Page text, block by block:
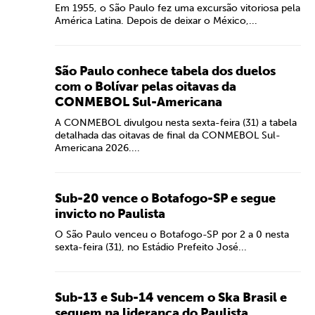
Em 1955, o São Paulo fez uma excursão vitoriosa pela
América Latina. Depois de deixar o México,...
São Paulo conhece tabela dos duelos
com o Bolívar pelas oitavas da
CONMEBOL Sul-Americana
A CONMEBOL divulgou nesta sexta-feira (31) a tabela
detalhada das oitavas de final da CONMEBOL Sul-
Americana 2026....
Sub-20 vence o Botafogo-SP e segue
invicto no Paulista
O São Paulo venceu o Botafogo-SP por 2 a 0 nesta
sexta-feira (31), no Estádio Prefeito José...
Sub-13 e Sub-14 vencem o Ska Brasil e